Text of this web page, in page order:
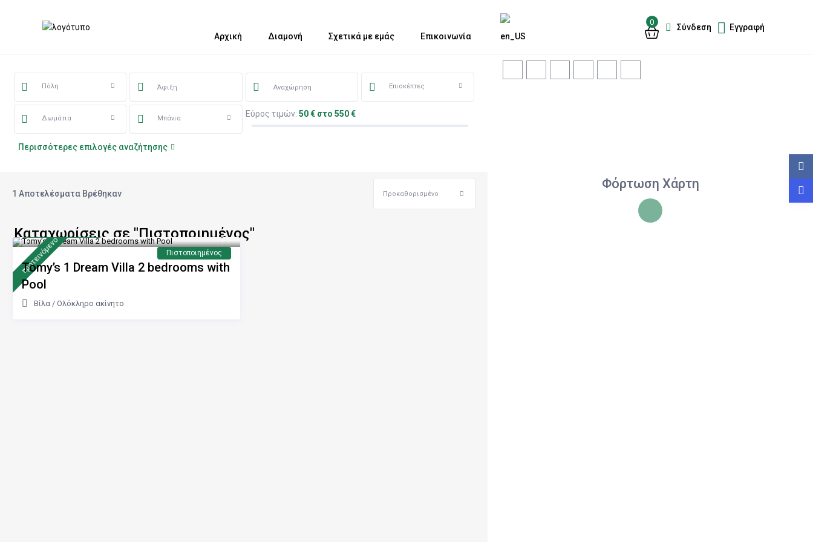
Αρχική Διαμονή Σχετικά με εμάς Επικοινωνία
0
Σύνδεση Εγγραφή
Φόρτωση Χάρτη
Πόλη Επισκέπτες
Δωμάτια Μπάνια Εύρος τιμών: 50 € στο 550 €
Περισσότερες επιλογές αναζήτησης
1 Αποτελέσματα Βρέθηκαν Προκαθορισμένο
Καταχωρίσεις σε "Πιστοποιημένος"
από 240 €/νύχτα
προτεινόμενo Πιστοποιημένος
Tomy’s 1 Dream Villa 2 bedrooms with
Pool
Βίλα / Ολόκληρο ακίνητο